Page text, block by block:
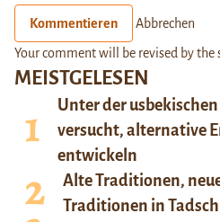
MEISTGELESEN
Unter der
versucht, alternative
entwickeln
Alte Traditionen,
Traditionen in
Kommentieren Abbrechen
Your comment will be revised by the